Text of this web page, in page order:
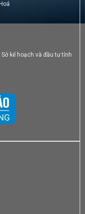
kế hoạch và đầu tư tỉnh